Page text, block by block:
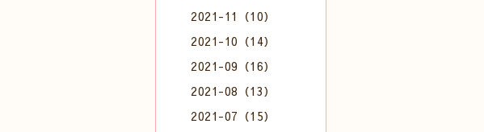
2021-11（10）
2021-10（14）
2021-09（16）
2021-08（13）
2021-07（15）